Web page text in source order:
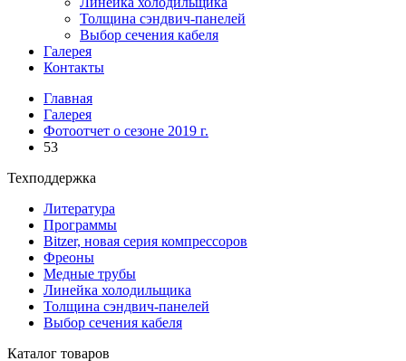
Толщина сэндвич-панелей
Выбор сечения кабеля
Галерея
Контакты
Главная
Галерея
Фотоотчет о сезоне 2019 г.
53
Техподдержка
Литература
Программы
Bitzer, новая серия компрессоров
Фреоны
Медные трубы
Линейка холодильщика
Толщина сэндвич-панелей
Выбор сечения кабеля
Каталог товаров